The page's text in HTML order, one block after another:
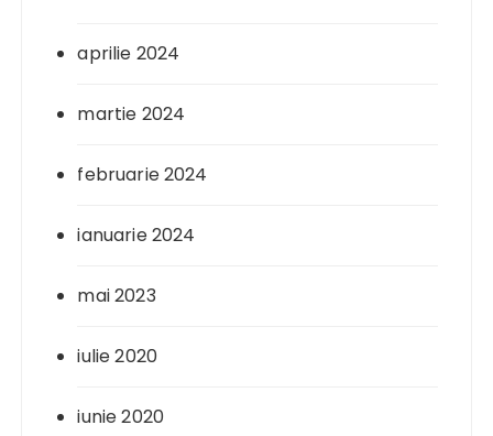
aprilie 2024
martie 2024
februarie 2024
ianuarie 2024
mai 2023
iulie 2020
iunie 2020